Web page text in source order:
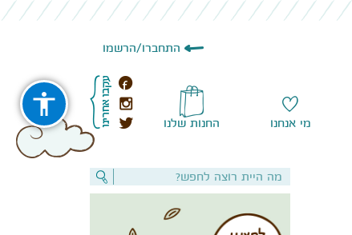
התחברו/הרשמו
מי אנחנו החנות שלנו